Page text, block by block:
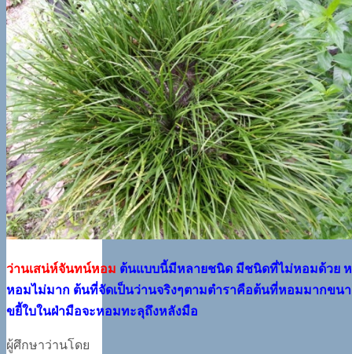
ว่านเสน่ห์จันทน์หอม ต้นแบบนี้มีหลายชนิด มีชนิดที่ไม่หอมด้วย
หอมไม่มาก ต้นที่จัดเป็นว่านจริงๆตามตำราคือต้นที่หอมมากขน
ขยี้ใบในฝ่ามือจะหอมทะลุถึงหลังมือ
ผู้ศึกษาว่านโดย